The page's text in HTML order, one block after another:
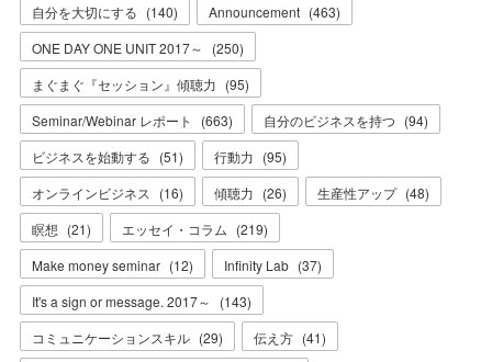
自分を大切にする (140) Announcement (463)
ONE DAY ONE UNIT 2017～
(250)
まぐまぐ『セッション』傾聴力 (95)
Seminar/Webinar レポート
(663) 自分のビジネスを持つ (94)
ビジネスを始動する (51) 行動力 (95)
オンラインビジネス
(16) 傾聴力 (26) 生産性アップ (48)
瞑想 (21) エッセイ・コラム (219)
Make money seminar (12) Infinity Lab (37)
It's a sign or message. 2017～
(143)
コミュニケーションスキル (29) 伝え方 (41)